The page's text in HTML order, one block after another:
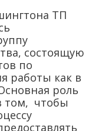
ТП
состоящую
по
работы как в
роль
том, чтобы